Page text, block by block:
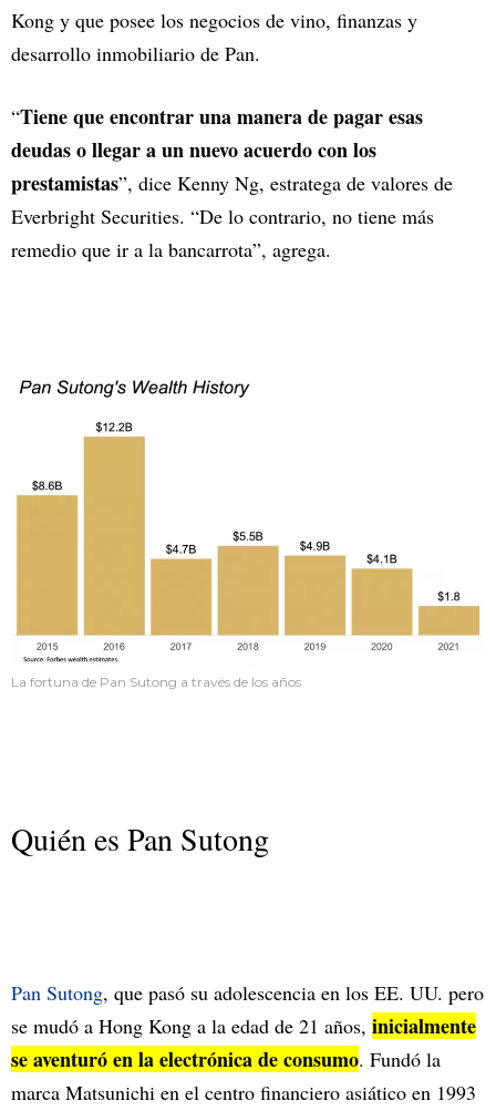
Kong y que posee los negocios de vino, finanzas y
desarrollo inmobiliario de Pan.
“Tiene que encontrar una manera de pagar esas
deudas o llegar a un nuevo acuerdo con los
prestamistas”, dice Kenny Ng, estratega de valores de
Everbright Securities. “De lo contrario, no tiene más
remedio que ir a la bancarrota”, agrega.
La fortuna de Pan Sutong a través de los años
Quién es Pan Sutong
Pan Sutong, que pasó su adolescencia en los EE. UU. pero
se mudó a Hong Kong a la edad de 21 años, inicialmente
se aventuró en la electrónica de consumo. Fundó la
marca Matsunichi en el centro financiero asiático en 1993